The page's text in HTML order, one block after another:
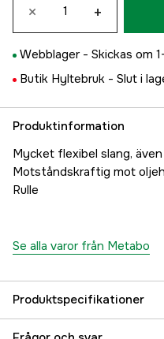
× +
Webblager - Skickas om
Butik Hyltebruk - Slut i
Produktinformation
Mycket flexibel slang,
Motståndskraftig mot
Rulle
Se alla varor från Metabo
Produktspecifikationer
Referensnummer